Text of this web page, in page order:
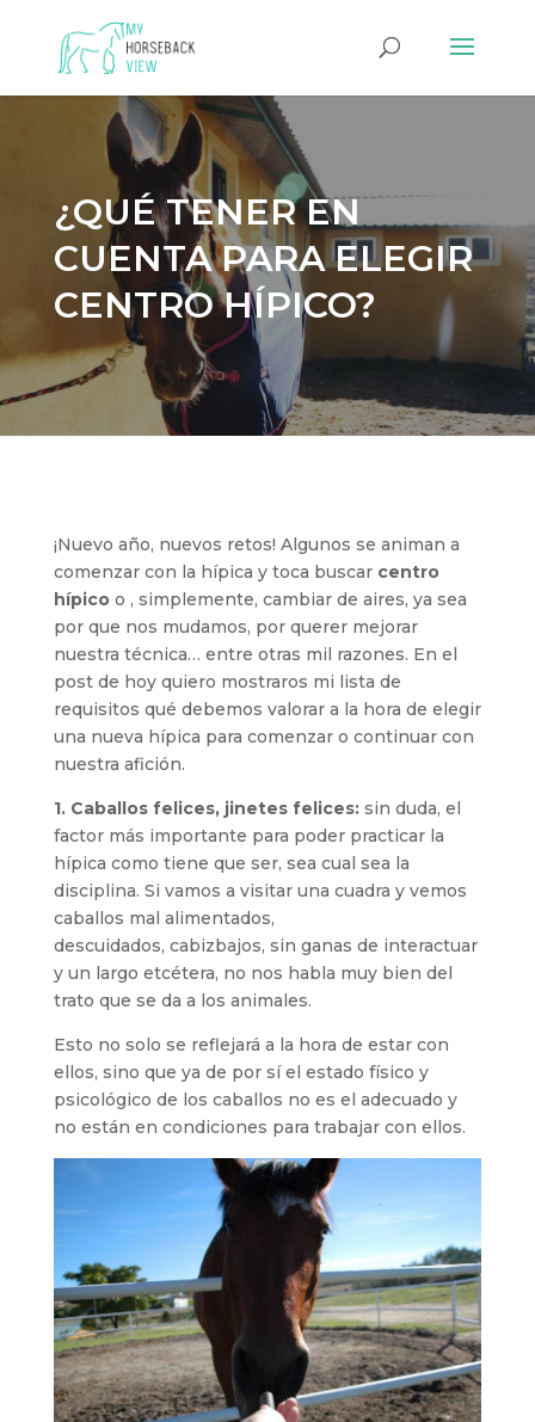
¿QUÉ TENER EN
CUENTA PARA ELEGIR
CENTRO HÍPICO?
¡Nuevo año, nuevos retos! Algunos se animan a
comenzar con la hípica y toca buscarcentro
hípicoo , simplemente, cambiar de aires, ya sea
por que nos mudamos, por querer mejorar
nuestra técnica… entre otras mil razones. En el
post de hoy quiero mostraros mi lista de
requisitos qué debemos valorar a la hora de elegir
una nueva hípica para comenzar o continuar con
nuestra afición.
1. Caballos felices, jinetes felices: sin duda, el
factor más importante para poder practicar la
hípica como tiene que ser, sea cual sea la
disciplina. Si vamos a visitar una cuadra y vemos
caballos mal alimentados,
descuidados, cabizbajos, sin ganas de interactuar
y un largo etcétera, no nos habla muy bien del
trato que se da a los animales.
Esto no solo se reflejará a la hora de estar con
ellos, sino que ya de por sí el estado físico y
psicológico de los caballos no es el adecuado y
no están en condiciones para trabajar con ellos.